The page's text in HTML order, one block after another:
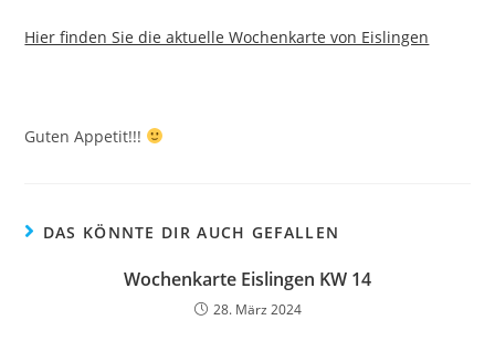
Hier finden Sie die aktuelle Wochenkarte von Eislingen
Guten Appetit!!!
DAS KÖNNTE DIR AUCH GEFALLEN
Wochenkarte Eislingen KW 14
28. März 2024